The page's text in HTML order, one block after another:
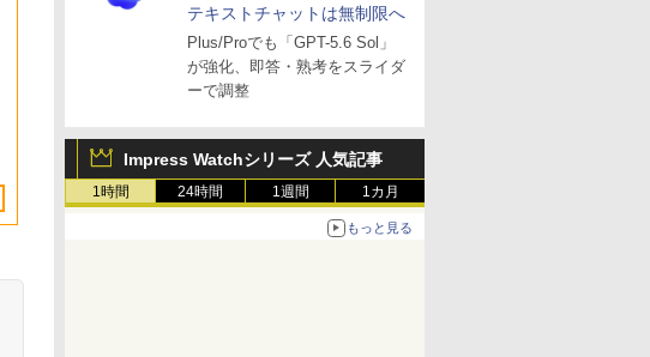
テキストチャットは無制限へ
Plus/Proでも「GPT-5.6 Sol」
が強化、即答・熟考をスライダ
ーで調整
Impress Watchシリーズ 人気記事
1時間 24時間 1週間 1カ月
もっと見る